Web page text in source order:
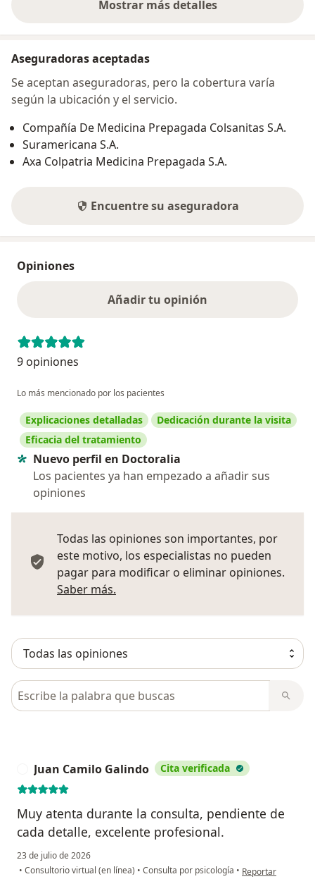
Mostrar más detalles
sobre la dirección
Aseguradoras aceptadas
Se aceptan aseguradoras, pero la cobertura varía
según la ubicación y el servicio.
Compañía De Medicina Prepagada Colsanitas S.A.
Suramericana S.A.
Axa Colpatria Medicina Prepagada S.A.
Encuentre su aseguradora
Opiniones
Añadir tu opinión
9 opiniones
Lo más mencionado por los pacientes
Explicaciones detalladas
Dedicación durante la visita
Eficacia del tratamiento
Nuevo perfil en Doctoralia
Los pacientes ya han empezado a añadir sus
opiniones
Todas las opiniones son importantes, por
este motivo, los especialistas no pueden
pagar para modificar o eliminar opiniones.
Saber más.
Busca en opiniones
Juan Camilo Galindo Cita verificada
Muy atenta durante la consulta, pendiente de
cada detalle, excelente profesional.
23 de julio de 2026
• Consultorio virtual (en línea) • Consulta por psicología • en opinión del
Reportar